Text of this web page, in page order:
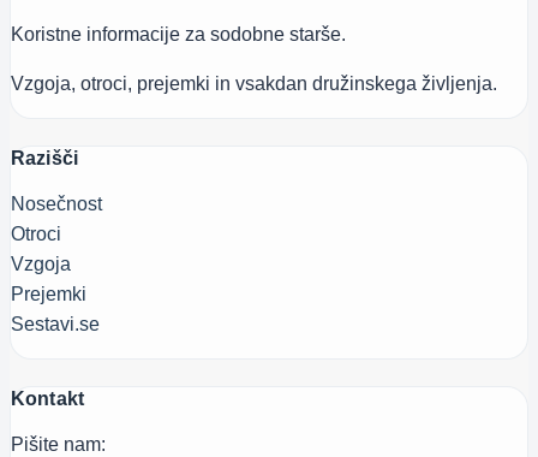
Koristne informacije za sodobne starše.
Vzgoja, otroci, prejemki in vsakdan družinskega življenja.
Razišči
Nosečnost
Otroci
Vzgoja
Prejemki
Sestavi.se
Kontakt
Pišite nam: